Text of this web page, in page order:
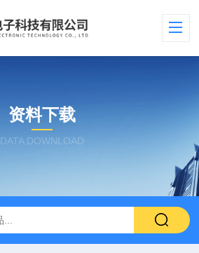
资料下载
DATA DOWNLOAD